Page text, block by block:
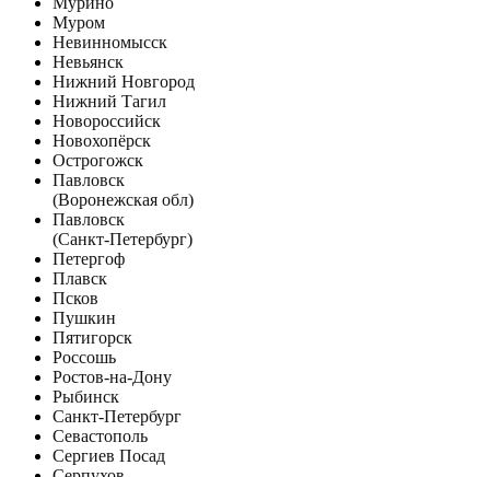
Муром
Невинномысск
Невьянск
Нижний Новгород
Нижний Тагил
Новороссийск
Новохопёрск
Острогожск
Павловск
(Воронежская обл)
Павловск
(Санкт-Петербург)
Петергоф
Плавск
Псков
Пушкин
Пятигорск
Россошь
Ростов-на-Дону
Рыбинск
Санкт-Петербург
Севастополь
Сергиев Посад